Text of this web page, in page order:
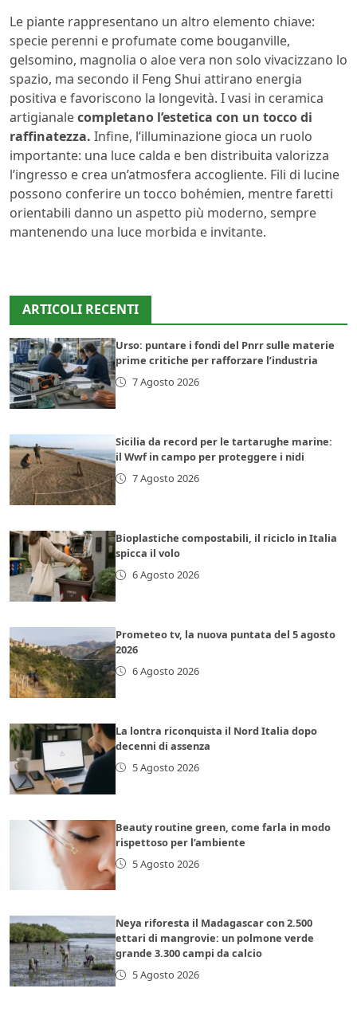
Le piante rappresentano un altro elemento chiave:
specie perenni e profumate come bouganville,
gelsomino, magnolia o aloe vera non solo vivacizzano lo
spazio, ma secondo il Feng Shui attirano energia
positiva e favoriscono la longevità. I vasi in ceramica
artigianalecompletano l’estetica con un tocco di
raffinatezza. Infine, l’illuminazione gioca un ruolo
importante: una luce calda e ben distribuita valorizza
l’ingresso e crea un’atmosfera accogliente. Fili di lucine
possono conferire un tocco bohémien, mentre faretti
orientabili danno un aspetto più moderno, sempre
mantenendo una luce morbida e invitante.
ARTICOLI RECENTI
Urso: puntare i fondi del Pnrr sulle materie
prime critiche per rafforzare l’industria
7 Agosto 2026
Sicilia da record per le tartarughe marine:
il Wwf in campo per proteggere i nidi
7 Agosto 2026
Bioplastiche compostabili, il riciclo in Italia
spicca il volo
6 Agosto 2026
Prometeo tv, la nuova puntata del 5 agosto
2026
6 Agosto 2026
La lontra riconquista il Nord Italia dopo
decenni di assenza
5 Agosto 2026
Beauty routine green, come farla in modo
rispettoso per l’ambiente
5 Agosto 2026
Neya riforesta il Madagascar con 2.500
ettari di mangrovie: un polmone verde
grande 3.300 campi da calcio
5 Agosto 2026